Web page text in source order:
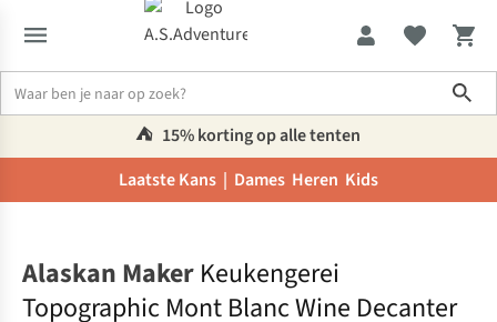
⛺️ 15% korting op alle tenten
Laatste Kans | Dames Heren Kids
Alaskan Maker Keukengerei
Topographic Mont Blanc Wine Decanter